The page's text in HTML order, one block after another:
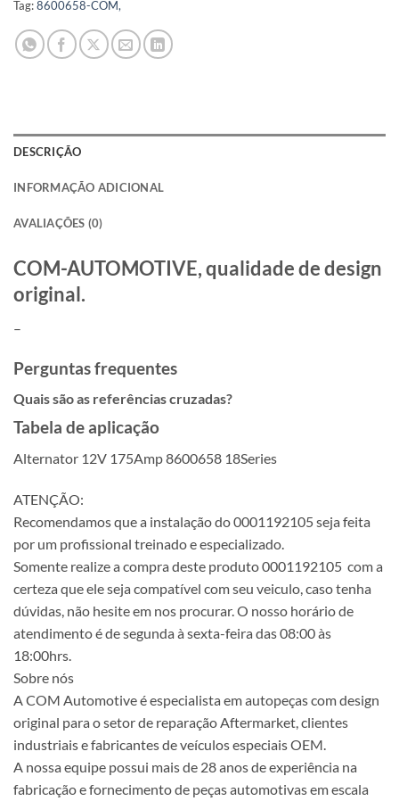
Tag:8600658-COM,
DESCRIÇÃO
INFORMAÇÃO ADICIONAL
AVALIAÇÕES (0)
COM-AUTOMOTIVE, qualidade de design
original.
–
Perguntas frequentes
Quais são as referências cruzadas?
Tabela de aplicação
Alternator 12V 175Amp 8600658 18Series
ATENÇÃO:
Recomendamos que a instalação do 0001192105 seja feita
por um profissional treinado e especializado.
Somente realize a compra deste produto 0001192105 com a
certeza que ele seja compatível com seu veiculo, caso tenha
dúvidas, não hesite em nos procurar. O nosso horário de
atendimento é de segunda à sexta-feira das 08:00 às
18:00hrs.
Sobre nós
A COM Automotive é especialista em autopeças com design
original para o setor de reparação Aftermarket, clientes
industriais e fabricantes de veículos especiais OEM.
A nossa equipe possui mais de 28 anos de experiência na
fabricação e fornecimento de peças automotivas em escala